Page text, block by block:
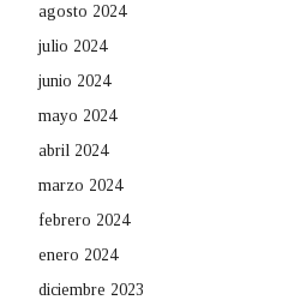
agosto 2024
julio 2024
junio 2024
mayo 2024
abril 2024
marzo 2024
febrero 2024
enero 2024
diciembre 2023